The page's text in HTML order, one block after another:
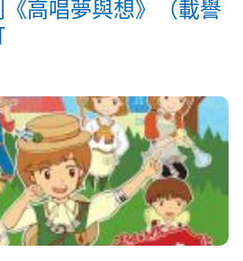
高唱夢與想》（載譽